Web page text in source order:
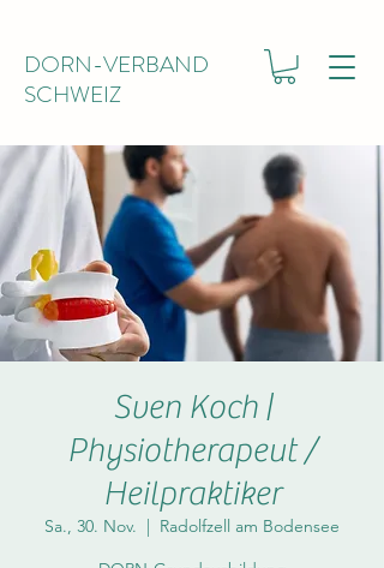
DORN-VERBAND
SCHWEIZ
Sven Koch |
Physiotherapeut /
Heilpraktiker
Sa., 30. Nov.
  |
Radolfzell am Bodensee